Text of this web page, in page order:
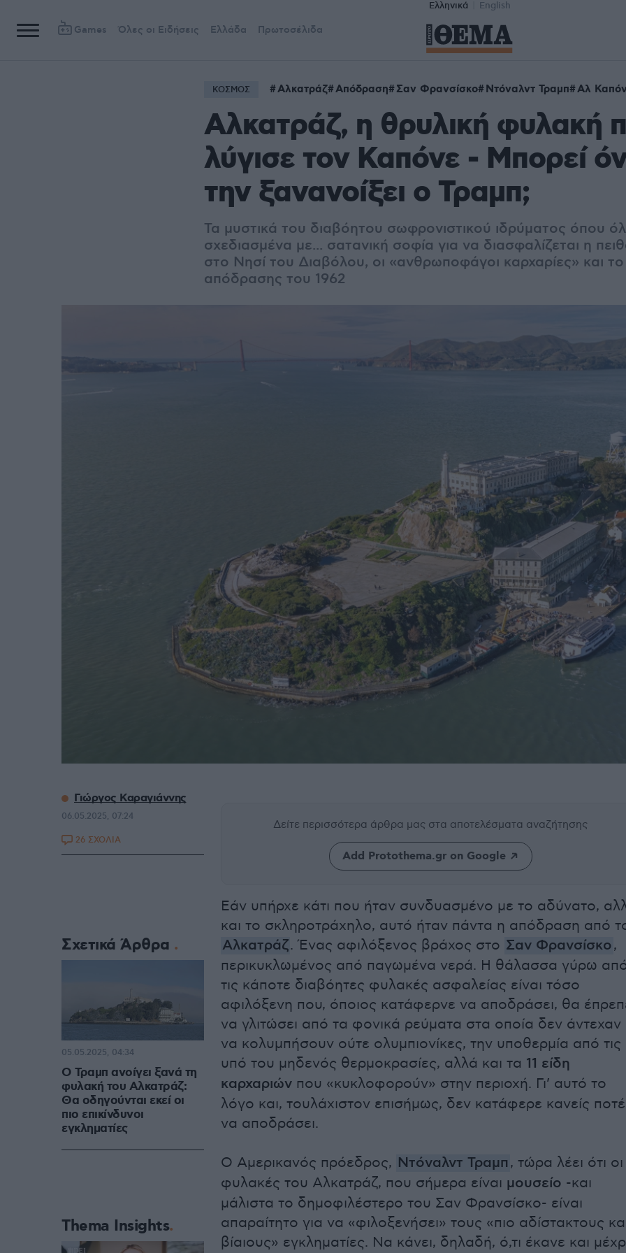
Ελληνικά English
Games Όλες οι Ειδήσεις Ελλάδα Πρωτοσέλιδα
ΚΟΣΜΟΣ Αλκατράζ Απόδραση Σαν Φρανσίσκο Ντόναλντ Τραμπ Αλ
Αλκατράζ, η θρυλική φυλακή
λύγισε τον Καπόνε - Μπορεί
την ξανανοίξει ο Τραμπ;
Τα μυστικά του διαβόητου σωφρονιστικού ιδρύματος όπου
σχεδιασμένα με... σατανική σοφία για να διασφαλίζεται η
στο Νησί του Διαβόλου, οι «ανθρωποφάγοι καρχαρίες» και
απόδρασης του 1962
Δείτε περισσότερα άρθρα μας στα αποτελέσματα αναζήτησης
Add Protothema.gr on Google
Εάν υπήρχε κάτι που ήταν συνδυασμένο με το αδύνατο,
και το σκληροτράχηλο, αυτό ήταν πάντα η απόδραση από
Αλκατράζ. Ένας αφιλόξενος βράχος στο Σαν Φρανσίσκο,
περικυκλωμένος από παγωμένα νερά. Η θάλασσα γύρω
τις κάποτε διαβόητες φυλακές ασφαλείας είναι τόσο
αφιλόξενη που, όποιος κατάφερνε να αποδράσει, θα
να γλιτώσει από τα φονικά ρεύματα στα οποία δεν άντεχαν
να κολυμπήσουν ούτε ολυμπιονίκες, την υποθερμία από τις
υπό του μηδενός θερμοκρασίες, αλλά και τα 11 είδη
καρχαριών που «κυκλοφορούν» στην περιοχή. Γι’ αυτό το
λόγο και, τουλάχιστον επισήμως, δεν κατάφερε κανείς ποτέ
να αποδράσει.
Ο Αμερικανός πρόεδρος, Ντόναλντ Τραμπ , τώρα λέει ότι οι
φυλακές του Αλκατράζ, που σήμερα είναι μουσείο -και
μάλιστα το δημοφιλέστερο του Σαν Φρανσίσκο- είναι
απαραίτητο για να «φιλοξενήσει» τους «πιο αδίστακτους
βίαιους» εγκληματίες. Να κάνει, δηλαδή, ό,τι έκανε και
Γιώργος Καραγιάννης
06.05.2025, 07:24
26 ΣΧΟΛΙΑ
Σχετικά Άρθρα
Ο Τραμπ ανοίγει ξανά τη
φυλακή του Αλκατράζ:
Θα οδηγούνται εκεί οι
πιο επικίνδυνοι
εγκληματίες
05.05.2025, 04:34
Thema Insights